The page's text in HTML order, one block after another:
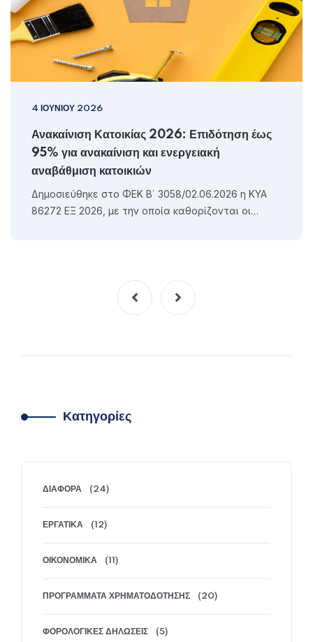
4 ΙΟΥΝΊΟΥ 2026
Ανακαίνιση Κατοικίας 2026: Επιδότηση έως
95% για ανακαίνιση και ενεργειακή
αναβάθμιση κατοικιών
Δημοσιεύθηκε στο ΦΕΚ Β΄ 3058/02.06.2026 η ΚΥΑ
86272 ΕΞ 2026, με την οποία καθορίζονται οι…
Κατηγορίες
ΔΙΆΦΟΡΑ (24)
ΕΡΓΑΤΙΚΆ (12)
ΟΙΚΟΝΟΜΙΚΆ (11)
ΠΡΟΓΡΆΜΜΑΤΑ ΧΡΗΜΑΤΟΔΌΤΗΣΗΣ (20)
ΦΟΡΟΛΟΓΙΚΈΣ ΔΗΛΏΣΕΙΣ (5)